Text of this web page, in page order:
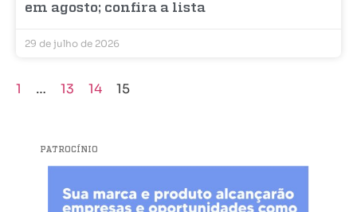
em agosto; confira a lista
29 de julho de 2026
1 … 13 14 15
PATROCÍNIO